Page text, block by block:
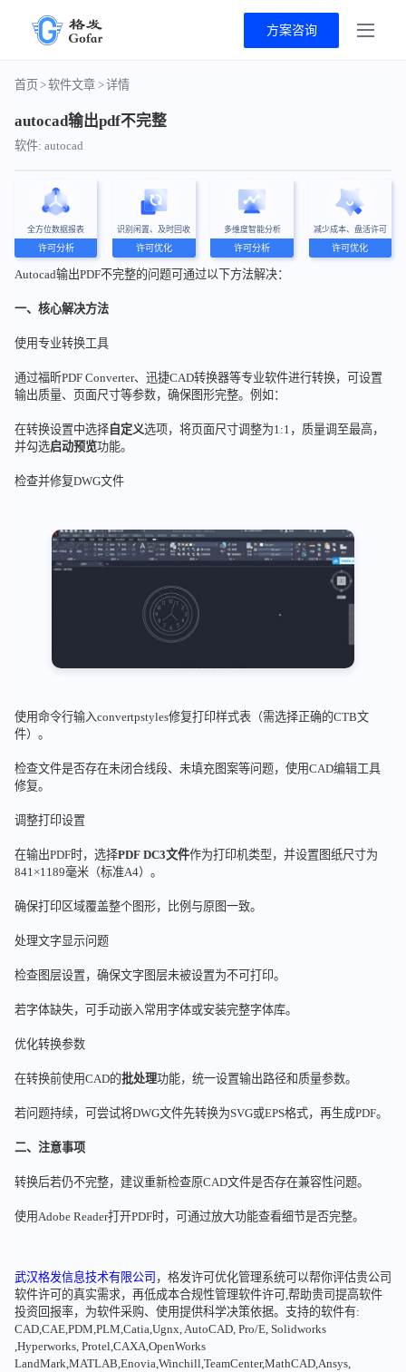
方案咨询
首页>软件文章 >详情
autocad输出pdf不完整
软件: autocad
全方位数据报表
许可分析
识别闲置、及时回收
许可优化
多维度智能分析
许可分析
减少成本、盘活许可
许可优化
Autocad输出PDF不完整的问题可通过以下方法解决：
一、核心解决方法
使用专业转换工具
通过福昕PDF Converter、迅捷CAD转换器等专业软件进行转换，可设置
输出质量、页面尺寸等参数，确保图形完整。例如：
在转换设置中选择自定义选项，将页面尺寸调整为1:1，质量调至最高，
并勾选启动预览功能。
检查并修复DWG文件
使用命令行输入convertpstyles修复打印样式表（需选择正确的CTB文
件）。
检查文件是否存在未闭合线段、未填充图案等问题，使用CAD编辑工具
修复。
调整打印设置
在输出PDF时，选择PDF DC3文件作为打印机类型，并设置图纸尺寸为
841×1189毫米（标准A4）。
确保打印区域覆盖整个图形，比例与原图一致。
处理文字显示问题
检查图层设置，确保文字图层未被设置为不可打印。
若字体缺失，可手动嵌入常用字体或安装完整字体库。
优化转换参数
在转换前使用CAD的批处理功能，统一设置输出路径和质量参数。
若问题持续，可尝试将DWG文件先转换为SVG或EPS格式，再生成PDF。
二、注意事项
转换后若仍不完整，建议重新检查原CAD文件是否存在兼容性问题。
使用Adobe Reader打开PDF时，可通过放大功能查看细节是否完整。
武汉格发信息技术有限公司 ，格发许可优化管理系统可以帮你评估贵公司
软件许可的真实需求，再低成本合规性管理软件许可,帮助贵司提高软件
投资回报率，为软件采购、使用提供科学决策依据。支持的软件有:
CAD,CAE,PDM,PLM,Catia,Ugnx, AutoCAD, Pro/E, Solidworks
,Hyperworks, Protel,CAXA,OpenWorks
LandMark,MATLAB,Enovia,Winchill,TeamCenter,MathCAD,Ansys,